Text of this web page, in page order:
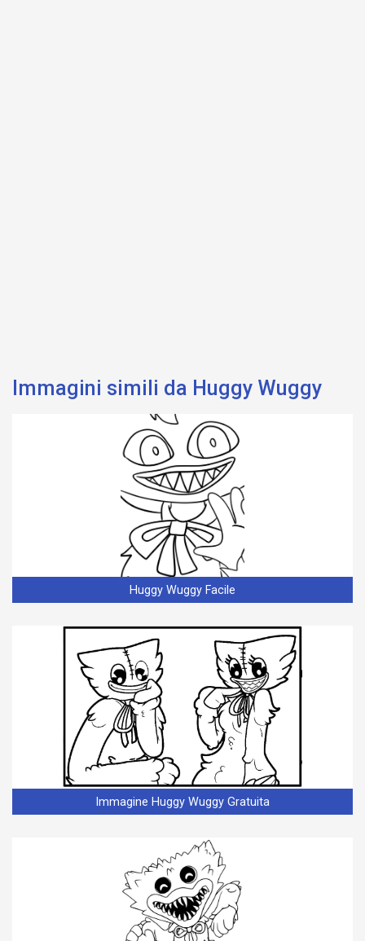
Immagini simili da Huggy Wuggy
Huggy Wuggy Facile
Immagine Huggy Wuggy Gratuita